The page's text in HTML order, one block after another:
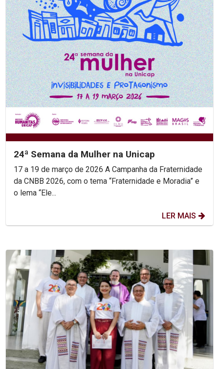
24ª Semana da Mulher na Unicap
17 a 19 de março de 2026 A Campanha da Fraternidade
da CNBB 2026, com o tema “Fraternidade e Moradia” e
o lema “Ele...
LER MAIS